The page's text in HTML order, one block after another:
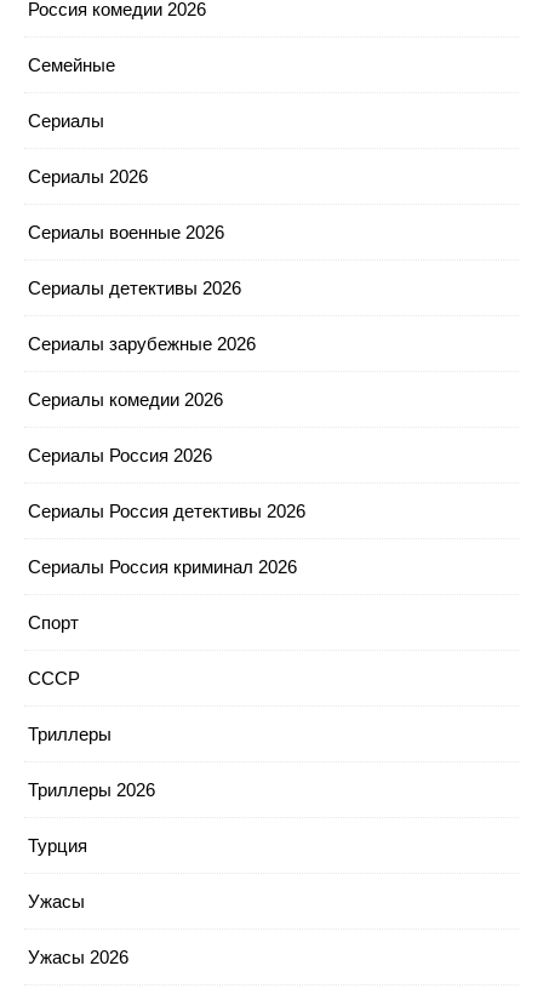
Россия комедии 2026
Семейные
Сериалы
Сериалы 2026
Сериалы военные 2026
Сериалы детективы 2026
Сериалы зарубежные 2026
Сериалы комедии 2026
Сериалы Россия 2026
Сериалы Россия детективы 2026
Сериалы Россия криминал 2026
Спорт
СССР
Триллеры
Триллеры 2026
Турция
Ужасы
Ужасы 2026